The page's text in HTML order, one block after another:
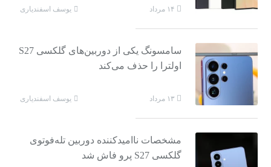
۱۴ مرداد یوسف اسفندیاری
سامسونگ یکی از دوربین‌های گلکسی S27
اولترا را حذف می‌کند
۱۳ مرداد یوسف اسفندیاری
مشخصات ناامیدکننده دوربین تله‌فوتوی
گلکسی S27 پرو فاش شد